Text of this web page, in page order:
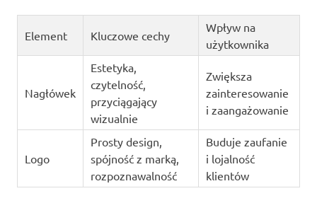
Element Kluczowe cechy
Wpływ na
użytkownika
Nagłówek
Estetyka,
czytelność,
przyciągający
wizualnie
Zwiększa
zainteresowanie
i zaangażowanie
Logo
Prosty design,
spójność z marką,
rozpoznawalność
Buduje zaufanie
i lojalność
klientów